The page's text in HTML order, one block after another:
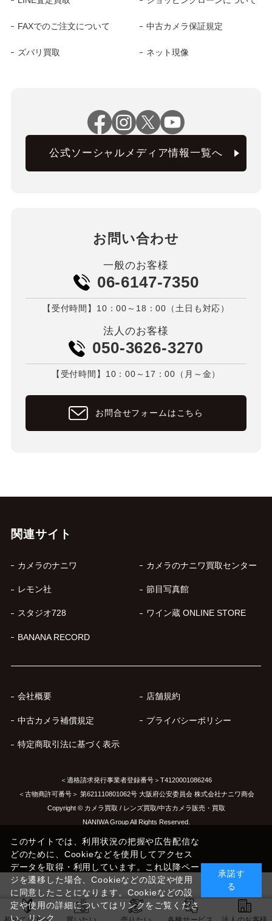
FAXでのご注文について 中古カメラ保証規定
ズバリ買取 ネット現像
公式ソーシャルメディア情報一覧へ
お問い合わせ
一般のお客様
06-6147-7350
【受付時間】10：00～18：00（土日も対応）
法人のお客様
050-3626-3270
【受付時間】10：00～17：00（月～金）
お問合せフォームはこちら
関連サイト
カメラのナニワ カメラのナニワ買取センター
レモン社 節目写真館
スタジオ728 ワイン蔵 ONLINE STORE
BANANA RECORD
会社概要 店舗規約
中古カメラ補償規定 プライバシーポリシー
特定商取引法に基づく表示
＜適格請求発行事業者登録番号＞T4120001086246
＜古物商許可番号＞ 第621110801062号 大阪府公安委員会 株式会社ナニワ商会
Copyright © カメラ買取 / レンズ買取/中古カメラ販売・買取
NANIWA Group All Rights Reserved.
このサイトでは、利用状況の把握や広告配信な
どのために、Cookieなどを使用してアクセス
データを取得・利用しています。これ以降ペー
ジを遷移した場合、Cookieなどの設定や使用
に同意したことになります。Cookieなどの設
定や使用の詳細についてはリンクをご覧くださ
い。リンク
承諾す
る